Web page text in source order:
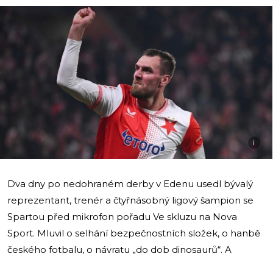
i
Dva dny po nedohraném derby v Edenu usedl bývalý
reprezentant, trenér a čtyřnásobný ligový šampion se
Spartou před mikrofon pořadu Ve skluzu na Nova
Sport. Mluvil o selhání bezpečnostních složek, o hanbě
českého fotbalu, o návratu „do dob dinosaurů“. A